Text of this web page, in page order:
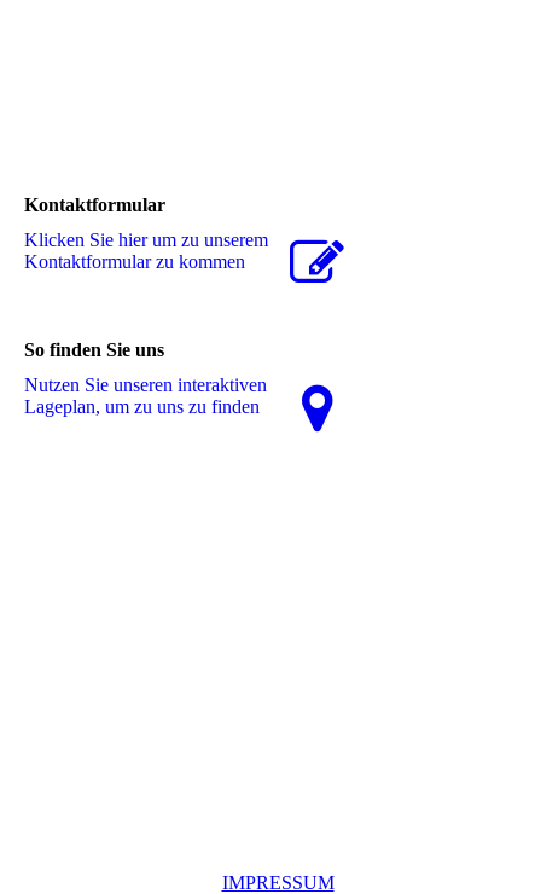
Kontaktformular
Klicken Sie hier um zu unserem
Kon­takt­for­mu­lar zu kommen
So finden Sie uns
Nutzen Sie unseren interaktiven
La­ge­plan, um zu uns zu finden
IMPRESSUM